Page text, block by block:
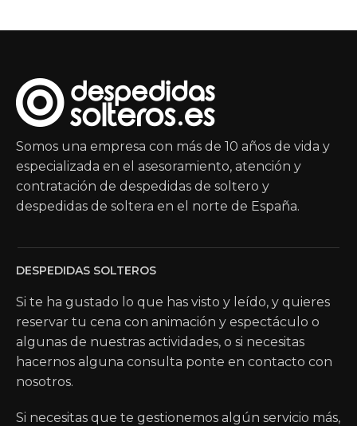
Somos una empresa con más de 10 años de vida y
especializada en el asesoramiento, atención y
contratación de despedidas de soltero y
despedidas de soltera en el norte de España.
DESPEDIDAS SOLTEROS
Si te ha gustado lo que has visto y leído, y quieres
reservar tu cena con animación y espectáculo o
algunas de nuestras actividades, o si necesitas
hacernos alguna consulta ponte en contacto con
nosotros.
Si necesitas que te gestionemos algún servicio más,